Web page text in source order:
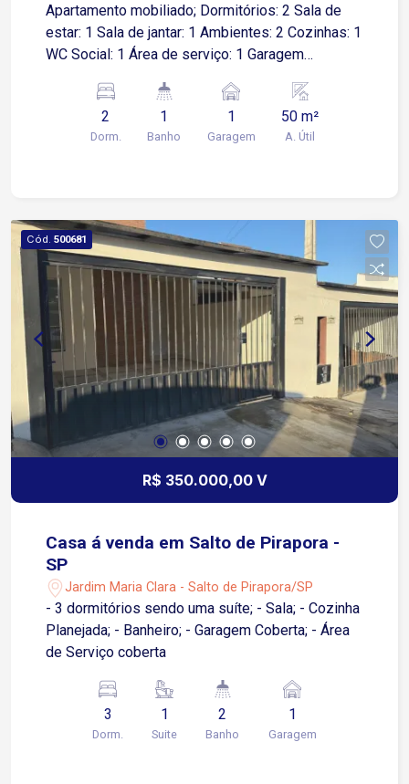
Apartamento mobiliado; Dormitórios: 2 Sala de
estar: 1 Sala de jantar: 1 Ambientes: 2 Cozinhas: 1
WC Social: 1 Área de serviço: 1 Garagem
Playground ? Salão de festas ? Sauna
2
Dorm.
1
Banho
1
Garagem
50 m²
A. Útil
Cód. 500681
R$ 350.000,00 V
Casa á venda em Salto de Pirapora -
SP
Jardim Maria Clara - Salto de Pirapora/SP
- 3 dormitórios sendo uma suíte; - Sala; - Cozinha
Planejada; - Banheiro; - Garagem Coberta; - Área
de Serviço coberta
3
Dorm.
1
Suite
2
Banho
1
Garagem